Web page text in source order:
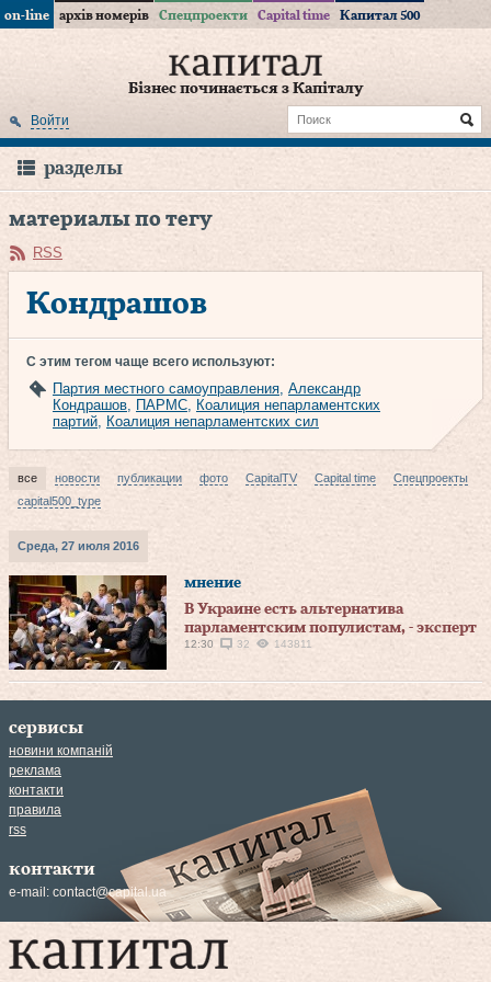
on-line архів номерів Спецпроекти Capital time Капитал 500
Бізнес починається з Капіталу
Войти
разделы
материалы по тегу
RSS
Кондрашов
С этим тегом чаще всего используют:
Партия местного самоуправления, Александр
Кондрашов, ПАРМС, Коалиция непарламентских
партий, Коалиция непарламентских сил
все новости публикации фото CapitalTV Capital time
Спецпроекты
capital500_type
Среда, 27 июля 2016
мнение
В Украине есть альтернатива
парламентским популистам, - эксперт
12:30 32 143811
сервисы
новини компаній
реклама
контакти
правила
rss
контакти
e-mail: contact@capital.ua